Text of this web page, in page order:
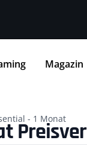
Magazin
- 1 Monat